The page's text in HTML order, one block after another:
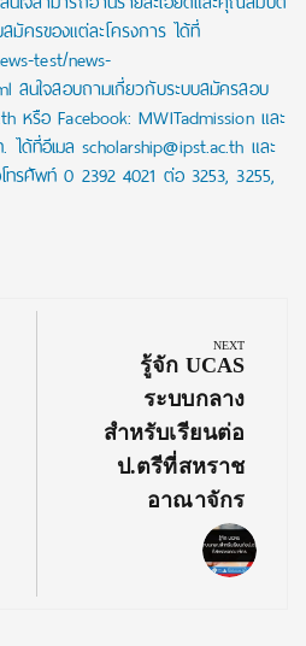
ครของแต่ละโครงการ ได้ที่
test/news-
สนใจสอบถามเกี่ยวกับระบบสมัครสอบ
หรือ Facebook: MWITadmission และ
ด้ที่อีเมล scholarship@ipst.ac.th และ
ทรศัพท์ 0 2392 4021 ต่อ 3253, 3255,
NEXT
Next
Post:
รู้จัก UCAS
ระบบกลาง
สำหรับเรียนต่อ
ป.ตรีที่สหราช
อาณาจักร